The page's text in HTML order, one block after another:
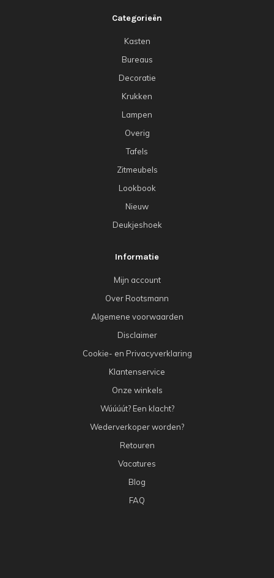
Categorieën
Kasten
Bureaus
Decoratie
Krukken
Lampen
Overig
Tafels
Zitmeubels
Lookbook
Nieuw
Deukjeshoek
Informatie
Mijn account
Over Rootsmann
Algemene voorwaarden
Disclaimer
Cookie- en Privacyverklaring
Klantenservice
Onze winkels
Wúúúút? Een klacht?
Wederverkoper worden?
Retouren
Vacatures
Blog
FAQ